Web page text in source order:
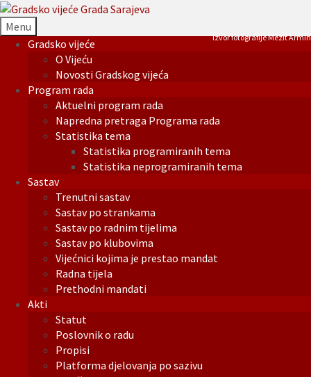
Menu
Gradsko vijeće
O Vijeću
Novosti Gradskog vijeća
Program rada
Aktuelni program rada
Napredna pretraga Programa rada
Statistika tema
Statistika programiranih tema
Statistika neprogramiranih tema
Sastav
Trenutni sastav
Sastav po strankama
Sastav po radnim tijelima
Sastav po klubovima
Vijećnici kojima je prestao mandat
Radna tijela
Prethodni mandati
Akti
Statut
Poslovnik o radu
Propisi
Platforma djelovanja po sazivu
Izvor fotografije Mezit Armin